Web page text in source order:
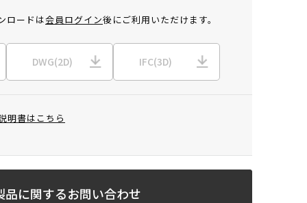
ロードは会員ログイン後にご利用いただけます。
DWG(2D) IFC(3D)
明書はこちら
品に関するお問い合わせ